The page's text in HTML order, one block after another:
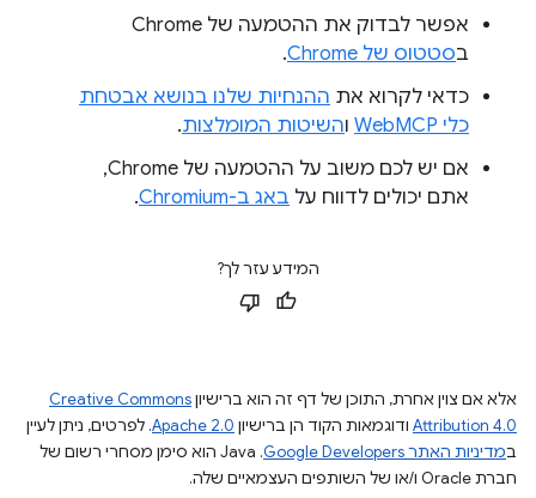
אפשר לבדוק את ההטמעה של Chrome
בסטטוס של Chrome
.
כדאי לקרוא את ההנחיות שלנו בנושא אבטחת
כלי WebMCP
והשיטות המומלצות.
אם יש לכם משוב על ההטמעה של Chrome,
אתם יכולים לדווח על באג ב-Chromium .
המידע עזר לך?
אלא אם צוין אחרת, התוכן של דף זה הוא ברישיוןCreative Commons
Attribution 4.0 ודוגמאות הקוד הן ברישיון Apache 2.0. לפרטים, ניתן לעיין
במדיניות האתר Google Developers‏
.‏ Java הוא סימן מסחרי רשום של
חברת Oracle ו/או של השותפים העצמאיים שלה.